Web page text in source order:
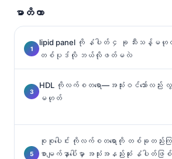
မာတိကာ
lipid panel ကို နံပါတ် ၄ ခု သီးသန့်မဟု
တစ်ပုဒ်လို ဘယ်လိုဖတ်မလဲ
HDL ကိုလက်စတရော—အသုံးဝင်သော်လည်း
မဟုတ်
စုစုပေါင်း ကိုလက်စတရောကို တစ်ခုတည်းက
စာမျက်နှာပေါ်မှာ အသုံးအနည်းဆုံး နံပါတ်ဖ